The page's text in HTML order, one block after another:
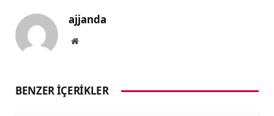
ajjanda
Website
BENZER İÇERIKLER